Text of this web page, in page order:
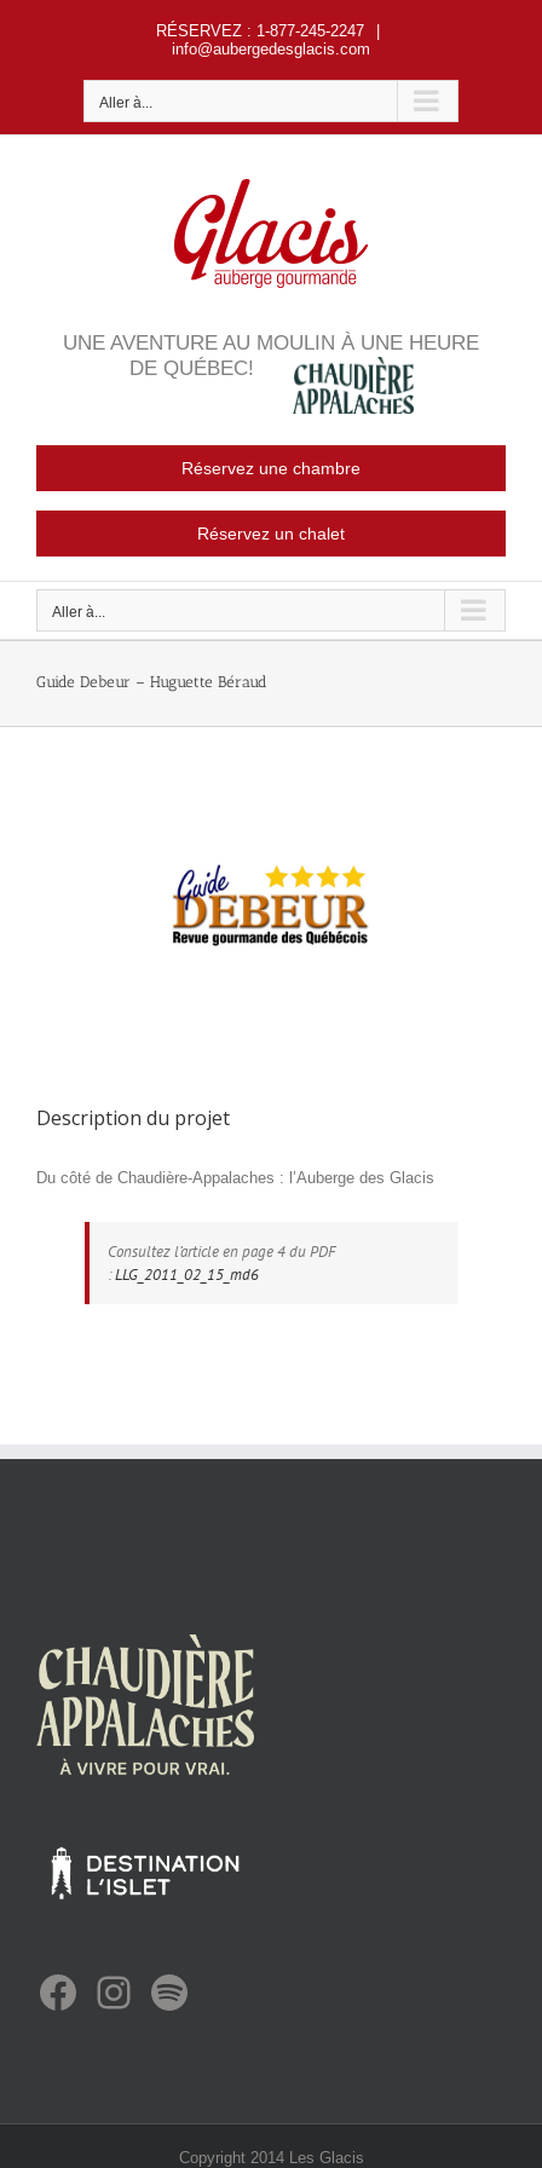
RÉSERVEZ: 1-877-245-2247
info@aubergedesglacis.com
Aller à...
UNE AVENTURE AU MOULIN À UNE HEURE
DE QUÉBEC!
Réservez une chambre
Réservez un chalet
Aller à...
Guide Debeur – Huguette Béraud
Description du projet
Du côté de Chaudière-Appalaches : l’Auberge des Glacis
Consultez l’article en page 4 du PDF
:LLG_2011_02_15_md6
Facebook
Instagram
Copyright 2014 Les Glacis